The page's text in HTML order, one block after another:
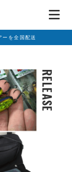
ーを全国配送
RELEASE